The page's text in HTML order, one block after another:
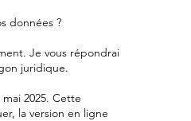
données ?
Je vous répondrai
juridique.
2025. Cette
la version en ligne